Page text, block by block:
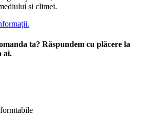
și climei.
ta? Răspundem cu plăcere la
ai.